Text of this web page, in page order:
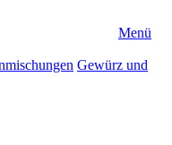
Menü
Gewürz und